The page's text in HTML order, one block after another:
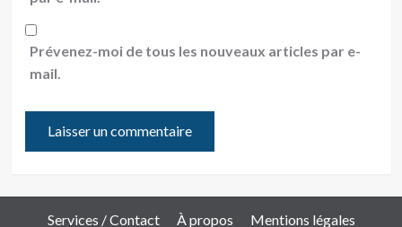
Prévenez-moi de tous les nouveaux articles par e-
mail.
Services / Contact À propos Mentions légales